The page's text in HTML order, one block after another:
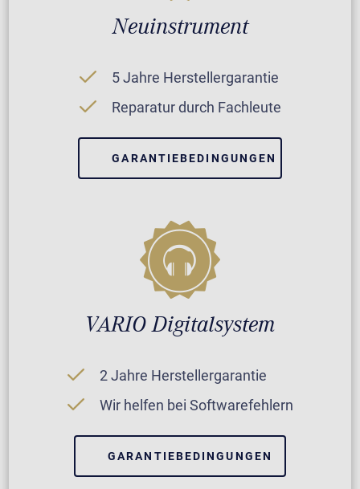
Neuinstrument
5 Jahre Herstellergarantie
Reparatur durch Fachleute
GARANTIEBEDINGUNGEN
VARIO Digitalsystem
2 Jahre Herstellergarantie
Wir helfen bei Softwarefehlern
GARANTIEBEDINGUNGEN